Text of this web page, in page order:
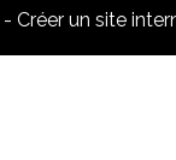
Créer un site